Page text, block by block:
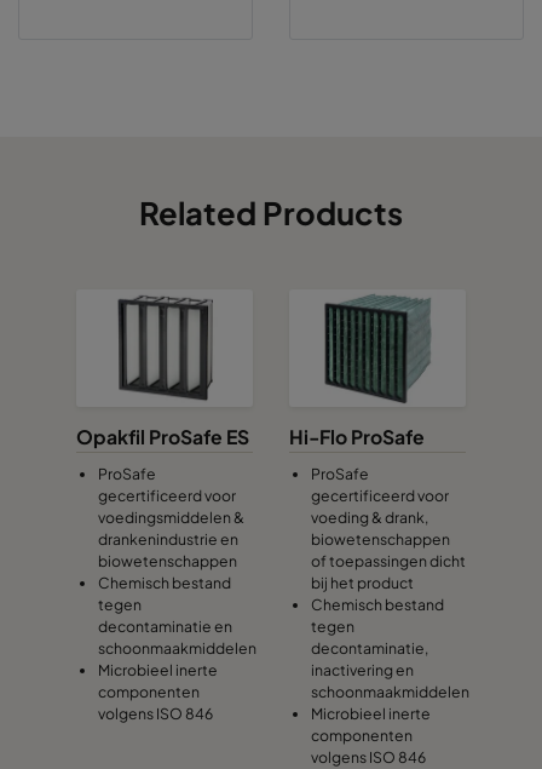
Related Products
Opakfil ProSafe ES
ProSafe
gecertificeerd voor
voedingsmiddelen &
drankenindustrie en
biowetenschappen
Chemisch bestand
tegen
decontaminatie en
schoonmaakmiddelen
Microbieel inerte
componenten
volgens ISO 846
Hi-Flo ProSafe
ProSafe
gecertificeerd voor
voeding & drank,
biowetenschappen
of toepassingen dicht
bij het product
Chemisch bestand
tegen
decontaminatie,
inactivering en
schoonmaakmiddelen
Microbieel inerte
componenten
volgens ISO 846